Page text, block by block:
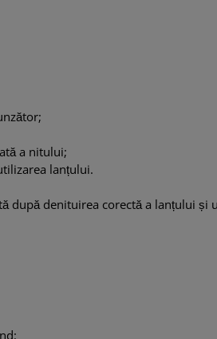
a nitului;
lanțului.
după denituirea corectă a lanțului